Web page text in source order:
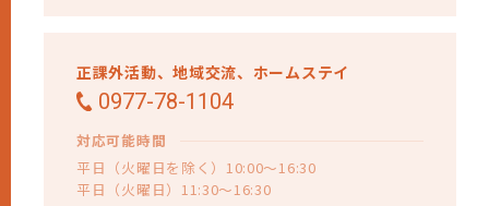
正課外活動、地域交流、 ホームステイ
0977-78-1104
対応可能時間
平日（火曜日を除く）10:00～16:30
平日（火曜日）11:30～16:30